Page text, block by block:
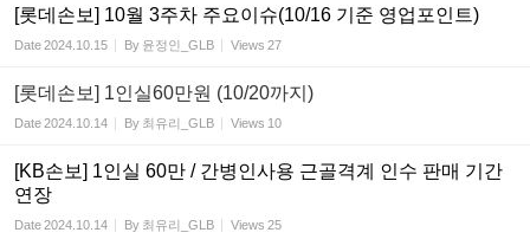
[롯데손보] 10월 3주차 주요이슈(10/16 기준 영업포인트)
Date2024.10.15 By 윤정인_GLB Views 27
[롯데손보] 1인실60만원 (10/20까지)
Date2024.10.14 By 최유리_GLB Views 10
[KB손보] 1인실 60만 / 간병인사용 근골격계 인수 판매 기간
연장
Date2024.10.14 By 최유리_GLB Views 25